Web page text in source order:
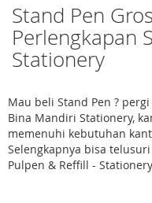
Stand Pen
Perlengkapan
Stationery
Mau beli Stand Pen ?
Bina Mandiri Stationery,
memenuhi kebutuhan
Selengkapnya bisa
Pulpen & Reffill - Stationery